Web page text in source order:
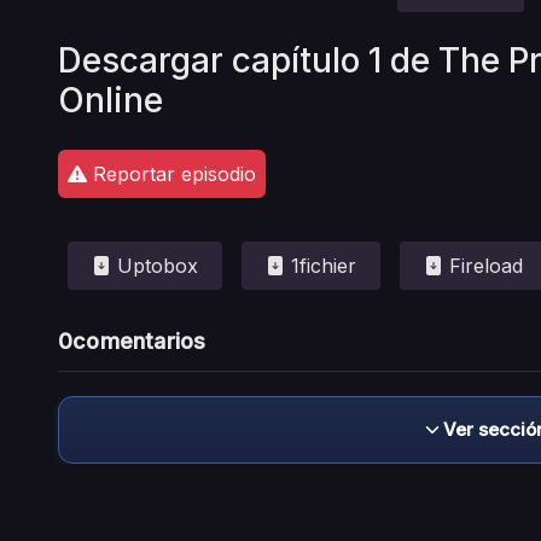
Descargar capítulo 1 de The
Online
Reportar episodio
Uptobox 1fichier Fireload
0comentarios
Ver